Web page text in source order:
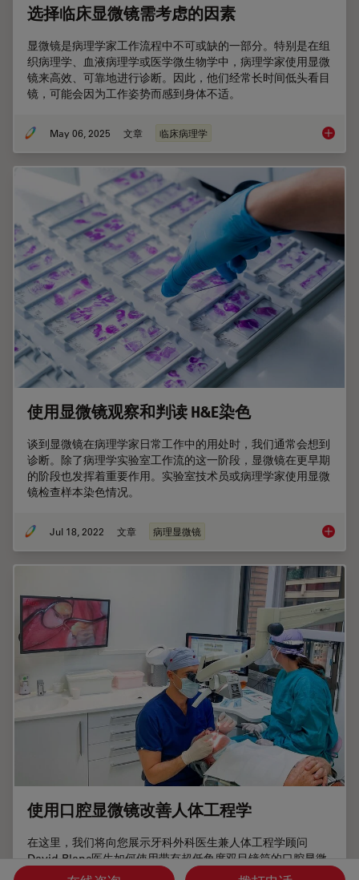
选择临床显微镜需考虑的因素
显微镜是病理学家工作流程中不可或缺的一部分。特别是在组
织病理学、血液病理学或医学微生物学中，病理学家使用显微
镜来高效、可靠地进行诊断。因此，他们经常长时间低头看目
镜，可能会因为工作姿势而感到身体不适。
May 06, 2025 文章 临床病理学 选择临
使用显微镜观察和判读 H&E染色
谈到显微镜在病理学家日常工作中的用处时，我们通常会想到
诊断。除了病理学实验室工作流的这一阶段，显微镜在更早期
的阶段也发挥着重要作用。实验室技术员或病理学家使用显微
镜检查样本染色情况。
Jul 18, 2022 文章 病理显微镜 使用显
使用口腔显微镜改善人体工程学
在这里，我们将向您展示牙科外科医生兼人体工程学顾问
David Blanc医生如何使用带有超低角度双目镜筒的口腔显微
镜提高身体舒适度。通过优化人体工程学设计，Blanc医生能